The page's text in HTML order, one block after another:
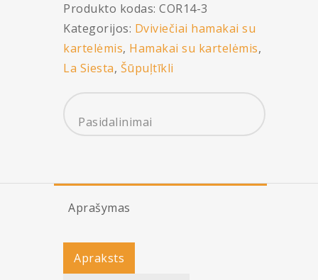
COLADA
curacao
Produkto kodas: COR14-3
Kategorijos: Dviviečiai hamakai su
kartelėmis, Hamakai su kartelėmis,
La Siesta, Šūpuļtīkli
Pasidalinimai
Aprašymas
Apraksts